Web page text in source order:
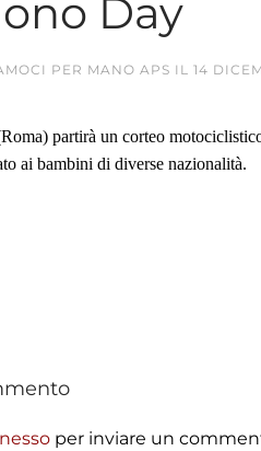
Day
PER MANO APS IL 14
partirà un corteo
ai bambini di diverse nazionalità.
per inviare un